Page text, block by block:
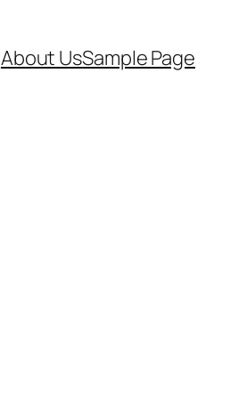
About UsSample Page